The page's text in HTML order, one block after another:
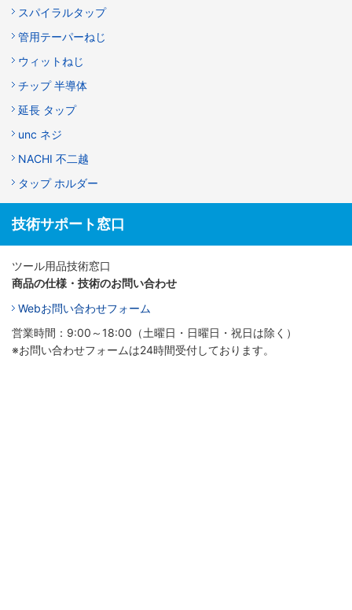
スパイラルタップ
管用テーパーねじ
ウィットねじ
チップ 半導体
延長 タップ
unc ネジ
NACHI 不二越
タップ ホルダー
技術サポート窓口
ツール用品技術窓口
商品の仕様・技術のお問い合わせ
Webお問い合わせフォーム
営業時間：9:00～18:00（土曜日・日曜日・祝日は除く）
※お問い合わせフォームは24時間受付しております。